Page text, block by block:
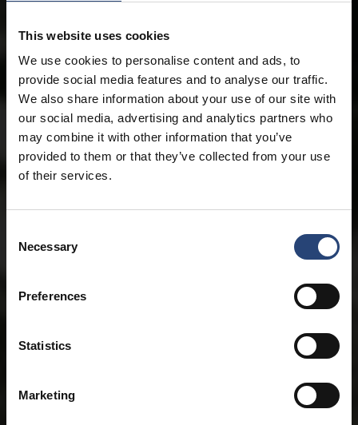
This website uses cookies
We use cookies to personalise content and ads, to
provide social media features and to analyse our traffic.
We also share information about your use of our site with
our social media, advertising and analytics partners who
may combine it with other information that you’ve
provided to them or that they’ve collected from your use
of their services.
Selection
Necessary
Preferences
Statistics
Marketing